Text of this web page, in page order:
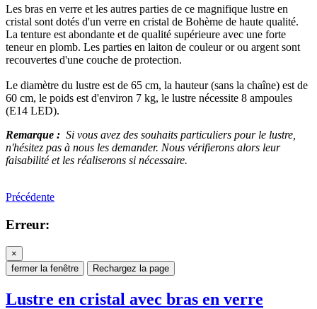
Les bras en verre et les autres parties de ce magnifique lustre en
cristal sont dotés d'un verre en cristal de Bohème de haute qualité.
La tenture est abondante et de qualité supérieure avec une forte
teneur en plomb. Les parties en laiton de couleur or ou argent sont
recouvertes d'une couche de protection.
Le diamètre du lustre est de 65 cm, la hauteur (sans la chaîne) est de
60 cm, le poids est d'environ 7 kg, le lustre nécessite 8 ampoules
(E14 LED).
Remarque : Si vous avez des souhaits particuliers pour le lustre,
n'hésitez pas à nous les demander. Nous vérifierons alors leur
faisabilité et les réaliserons si nécessaire.
Précédente
Erreur:
×
fermer la fenêtre
Rechargez la page
Lustre en cristal avec bras en verre